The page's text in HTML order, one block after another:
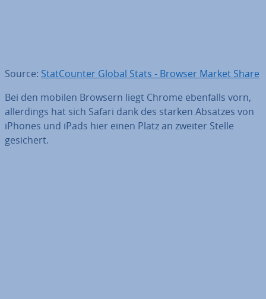
Source: Stat­Coun­ter Global Stats - Browser Market Share
Bei den mobilen Browsern liegt Chrome ebenfalls vorn,
al­ler­dings hat sich Safari dank des starken Absatzes von
iPhones und iPads hier einen Platz an zweiter Stelle
gesichert.